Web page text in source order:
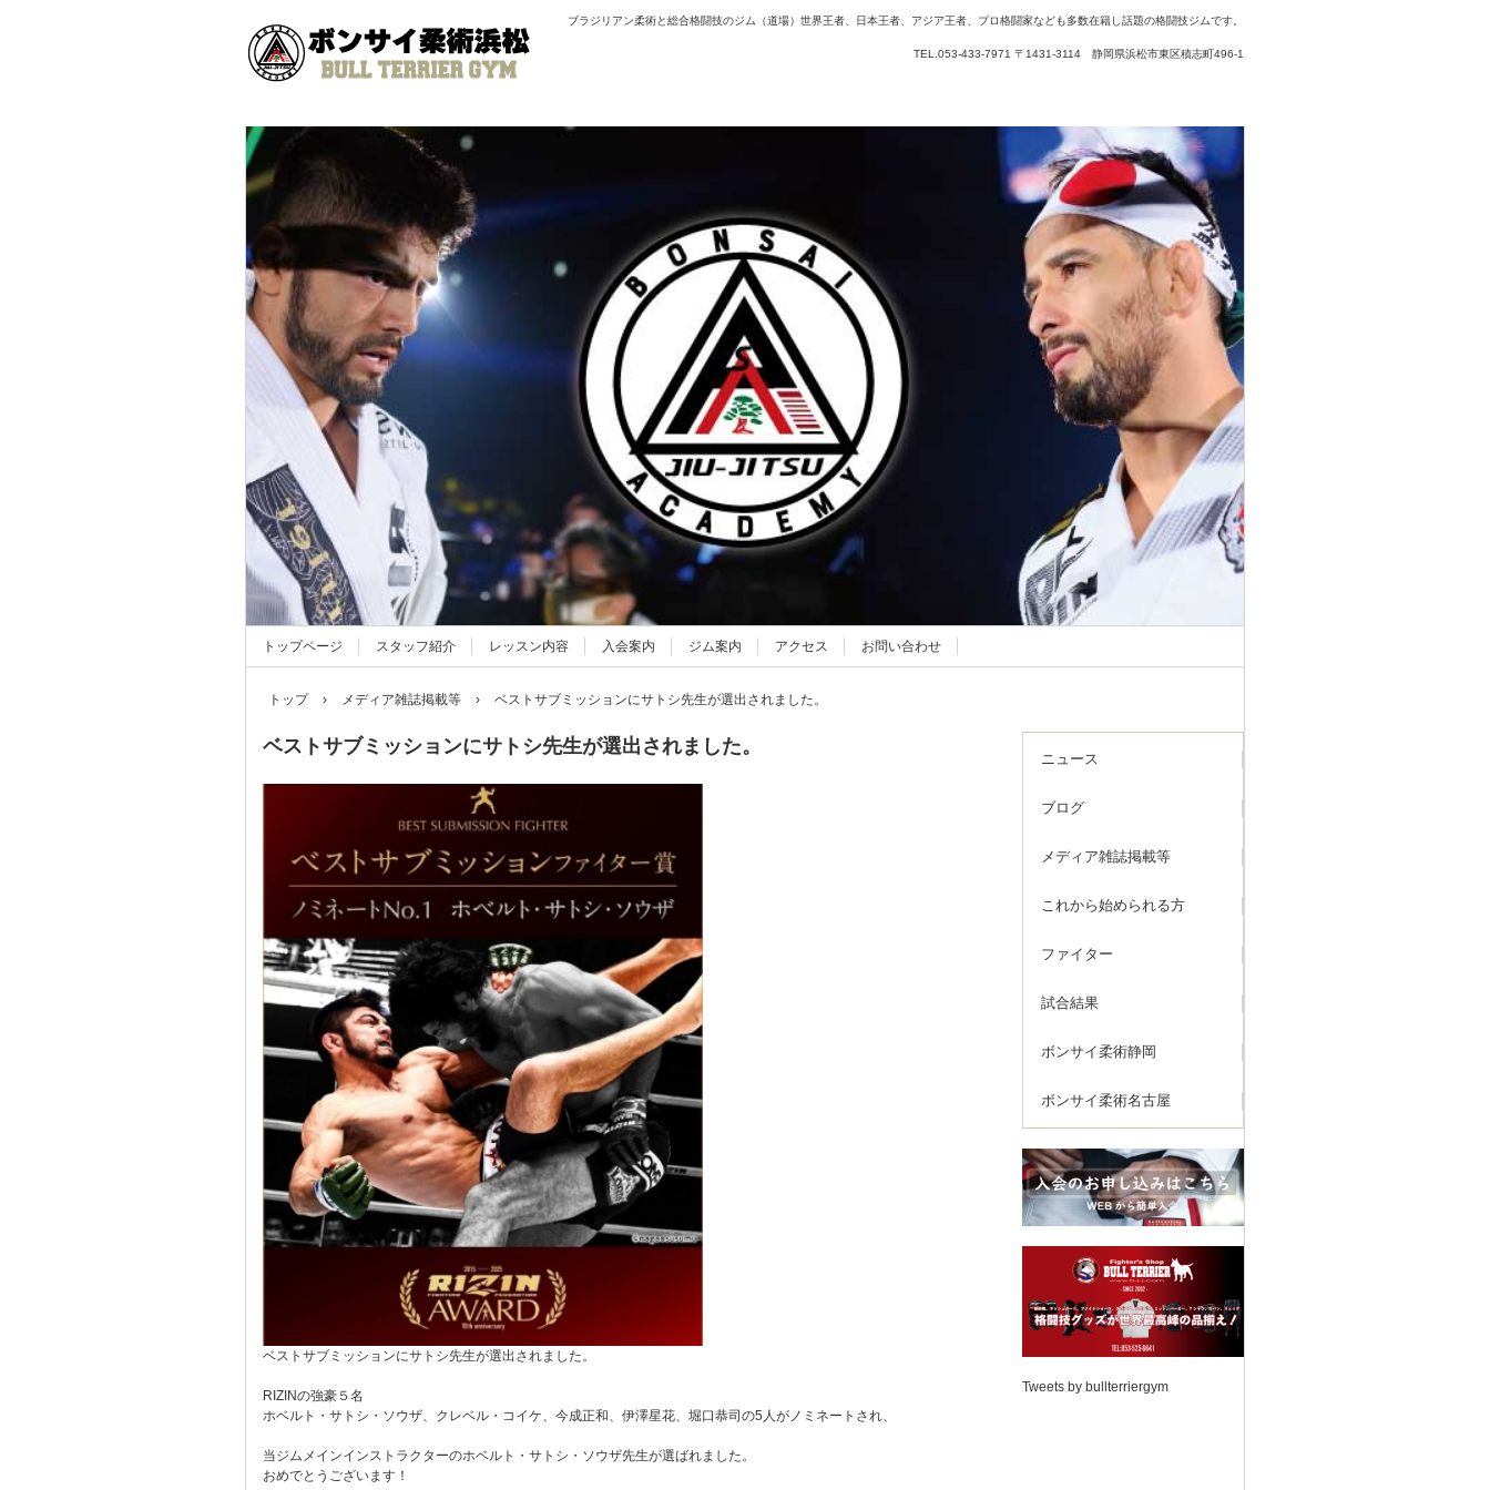
ブラジリアン柔術と総合格闘技のジム（道場）世界王者、日本王者、アジア王者、プロ格闘家なども多数在籍し話題の格闘技ジムです。
TEL.053-433-7971 〒1431-3114 静岡県浜松市東区積志町496-1
トップページ スタッフ紹介 レッスン内容 入会案内 ジム案内 アクセス お問い合わせ
トップ › メディア雑誌掲載等 › ベストサブミッションにサトシ先生が選出されました。
ベストサブミッションにサトシ先生が選出されました。
ベストサブミッションにサトシ先生が選出されました。
RIZINの強豪５名
ホベルト・サトシ・ソウザ、クレベル・コイケ、今成正和、伊澤星花、堀口恭司の5人がノミネートされ、
当ジムメインインストラクターのホベルト・サトシ・ソウザ先生が選ばれました。
おめでとうございます！
ニュース
ブログ
メディア雑誌掲載等
これから始められる方
ファイター
試合結果
ボンサイ柔術静岡
ボンサイ柔術名古屋
Tweets by bullterriergym